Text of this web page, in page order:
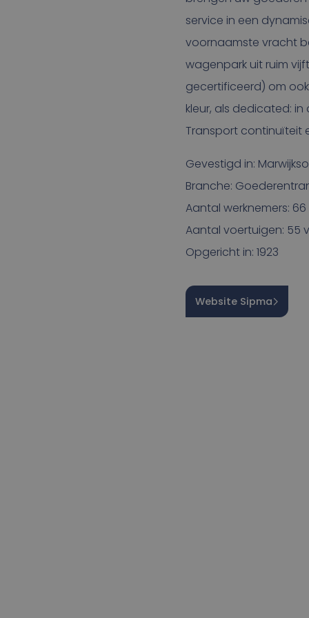
service in een
voornaamste vracht
wagenpark uit ruim
gecertificeerd) om
kleur, als dedicated:
Transport continuïteit
Gevestigd in:
Branche:
Aantal werknemers: 66
Aantal voertuigen: 55
Opgericht in: 1923
Website Sipma